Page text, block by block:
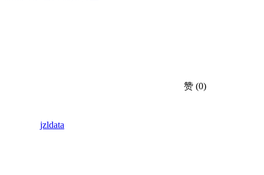
赞 (0)
jzldata